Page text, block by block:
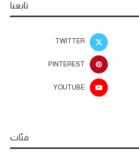
تابعنا
TWITTER
PINTEREST
YOUTUBE
فئات